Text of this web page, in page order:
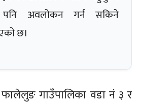
पनि अवलोकन गर्न सकिने
छ।
गाउँपालिका वडा नं ३ र